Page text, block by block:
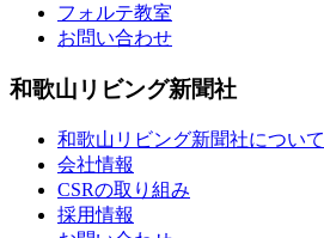
フォルテ教室
お問い合わせ
和歌山リビング新聞社
和歌山リビング新聞社について
会社情報
CSRの取り組み
採用情報